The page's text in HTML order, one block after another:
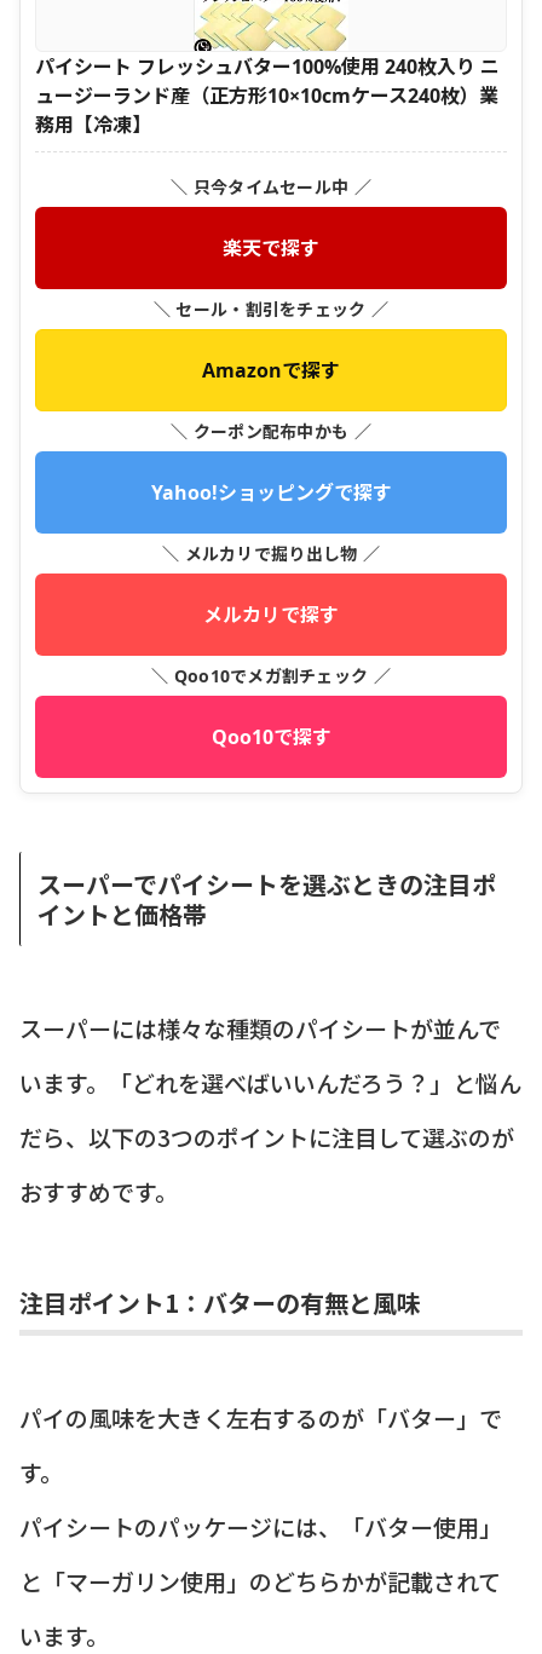
パイシート フレッシュバター100%使用 240枚入り ニ
ュージーランド産（正方形10×10cmケース240枚）業
務用【冷凍】
＼ 只今タイムセール中 ／
楽天で探す
＼ セール・割引をチェック ／
Amazonで探す
＼ クーポン配布中かも ／
Yahoo!ショッピングで探す
＼ メルカリで掘り出し物 ／
メルカリで探す
＼ Qoo10でメガ割チェック ／
Qoo10で探す
スーパーでパイシートを選ぶときの注目ポ
イントと価格帯
スーパーには様々な種類のパイシートが並んで
います。「どれを選べばいいんだろう？」と悩ん
だら、以下の3つのポイントに注目して選ぶのが
おすすめです。
注目ポイント1：バターの有無と風味
パイの風味を大きく左右するのが「バター」で
す。
パイシートのパッケージには、「バター使用」
と「マーガリン使用」のどちらかが記載されて
います。